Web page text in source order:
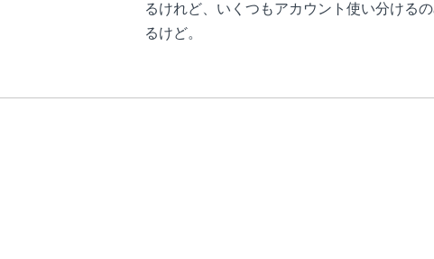
るけれど、いくつもアカウント使い分ける
るけど。